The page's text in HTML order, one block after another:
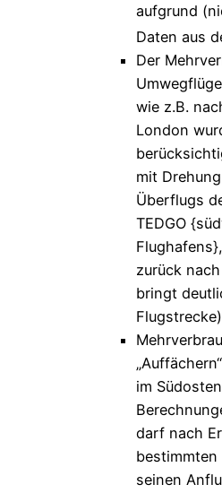
aufgrund
Daten aus
Der
wie z.B.
London
mit
Überflugs
TEDGO
zurück
bringt
Flugstrecke)
im
darf nach
seinen